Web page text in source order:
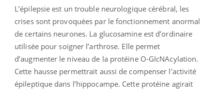
L’épilepsie est un trouble neurologique cérébral, les
crises sont provoquées par le fonctionnement anormal
de certains neurones. La glucosamine est d’ordinaire
utilisée pour soigner l’arthrose. Elle permet
d’augmenter le niveau de la protéine O-GIcNAcylation.
Cette hausse permettrait aussi de compenser l’activité
épileptique dans l’hippocampe. Cette protéine agirait